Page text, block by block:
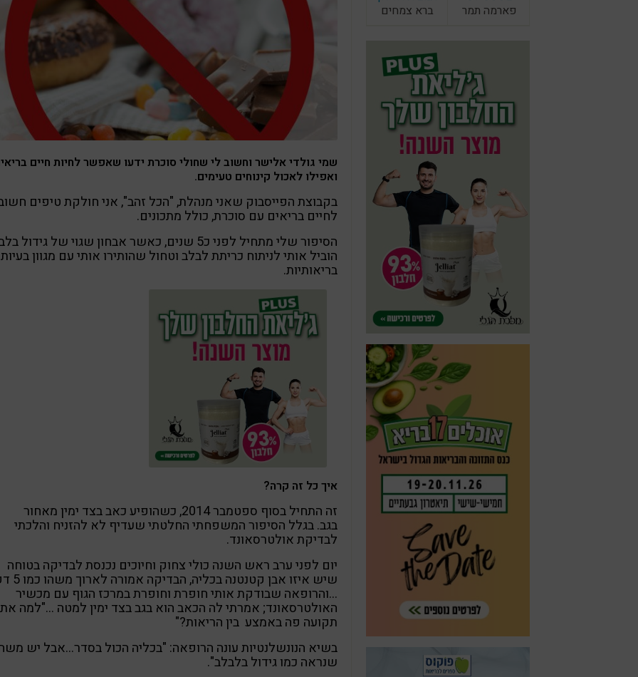
פארמה תמר
ברא צמחים
שמי גולדי אלישר וחשוב לי שחולי סוכרת ידעו שאפשר לחיות חיים
ואפילו לאכול קינוחים טעימים.
בקבוצת הפייסבוק שאני מנהלת, "הכל זהב", אני חולקת טיפים
לחיים בריאים עם סוכרת, כולל מתכונים.
הסיפור שלי מתחיל לפני כ5 שנים, כאשר אבחון שגוי של גידול
הוביל אותי לניתוח כריתת לבלב וטחול שהותירו אותי עם מגוון בעיות
בריאותיות.
איך כל זה קרה?
זה התחיל בסוף ספטמבר 2014, כשהופיע כאב בצד ימין מאחור
בגב. בגלל הסיפור המשפחתי החלטתי שעדיף לא להזניח והלכתי
לבדיקת אולטרסאונד.
יום לפני ערב ראש השנה כולי צחוק וחיוכים נכנסת לבדיקה בטוחה
שיש איזו אבן
…והרופאה שבודקת אותי חופרת וחופרת במרכז הגוף עם מכשיר
האולטרסאונד; אמרתי לה הכאב הוא בגב בצד ימין למטה …"למה את
תקועה פה באמצע בין הריאות?"
בשיא הנונשלנטיות עונה הרופאה: "בכליה הכול בסדר…אבל יש
שנראה כמו גידול בלבלב".